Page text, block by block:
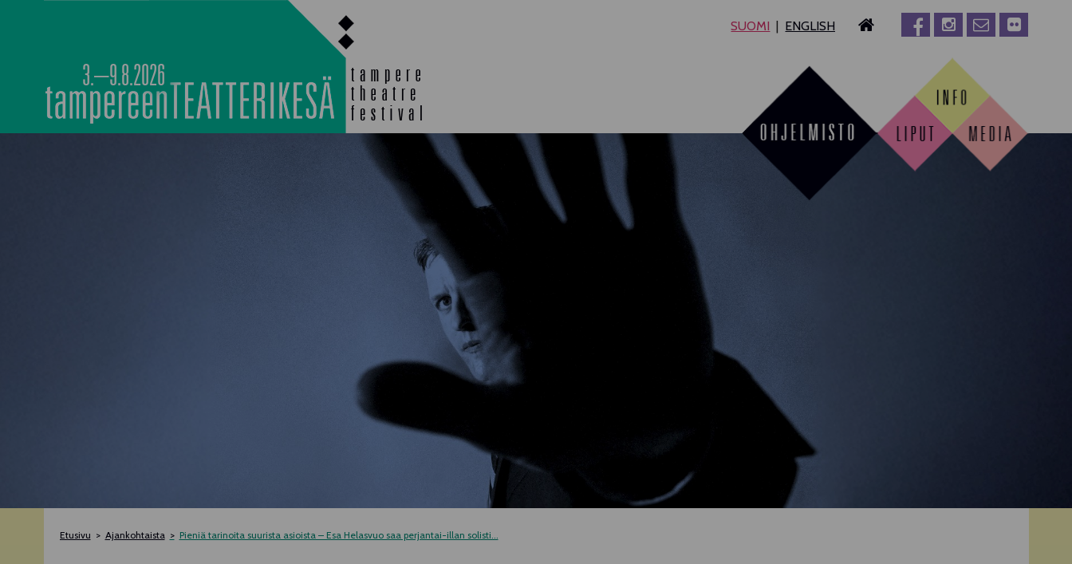
SUOMI ENGLISH
3.–9.8.2026
TELTTALAB OFF TAMPERE
MUU OHJELMISTO
Etusivu Ajankohtaista Pieniä tarinoita suurista asioista – Esa Helasvuo saa perjantai-illan solisti...